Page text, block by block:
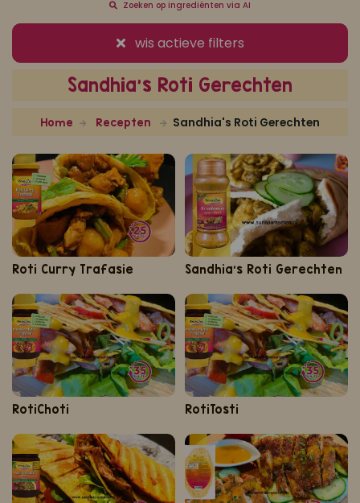
Zomervakantie 2026
Koop ons bestseller kookboek
klik hier om je aan te melden voor Mijn Kookboek.
Zoeken op ingrediënten via AI
wis actieve filters
Sandhia's Roti Gerechten
Home Recepten Sandhia's Roti Gerechten
Roti Curry Trafasie Sandhia's Roti Gerechten
RotiChoti RotiTosti